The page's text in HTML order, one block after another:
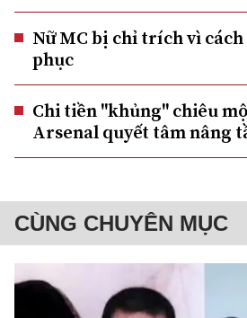
Nữ MC bị chỉ trích vì
phục
Chi tiền "khủng" chiêu
Arsenal quyết tâm nâng
CÙNG CHUYÊN MỤC